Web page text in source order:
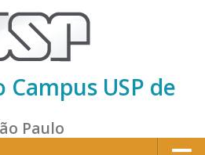
USP de
Paulo